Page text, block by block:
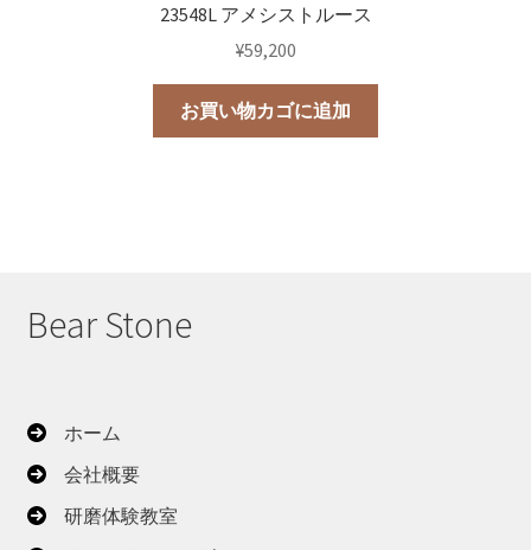
23548L アメシストルース
¥59,200
お買い物カゴに追加
Bear Stone
ホーム
会社概要
研磨体験教室